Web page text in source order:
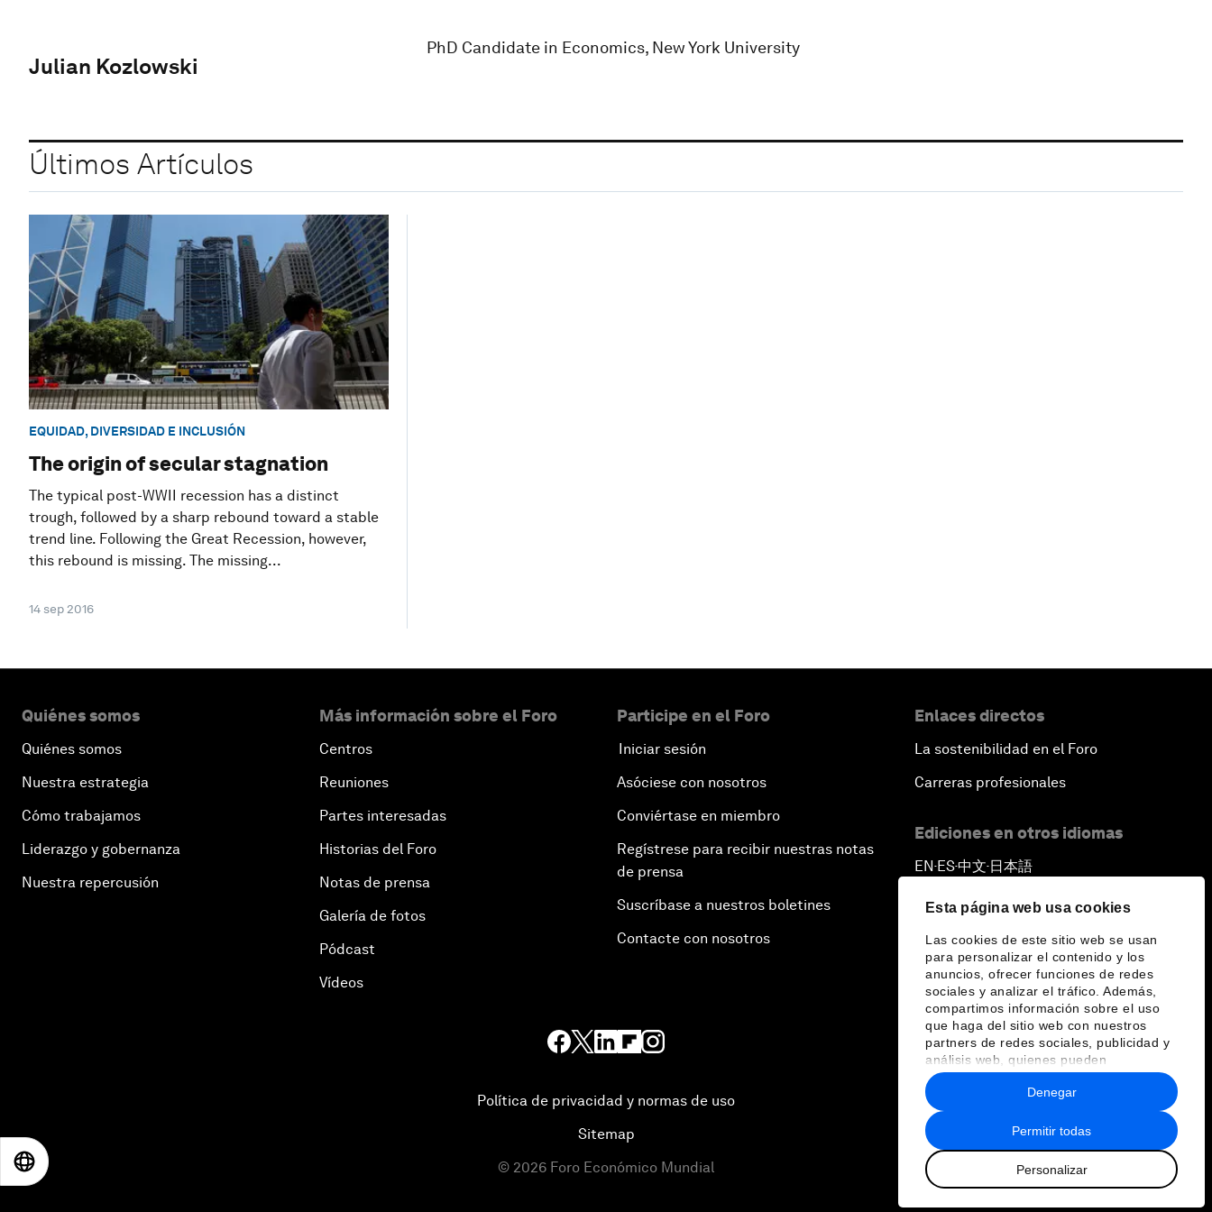
Esta página web usa cookies
Las cookies de este sitio web se usan
para personalizar el contenido y los
anuncios, ofrecer funciones de redes
sociales y analizar el tráfico. Además,
compartimos información sobre el uso
que haga del sitio web con nuestros
partners de redes sociales, publicidad y
análisis web, quienes pueden
combinarla con otra información que les
haya proporcionado o que hayan
recopilado a partir del uso que haya
hecho de sus servicios.
Permitir todas
Personalizar
Denegar
Julian Kozlowski
PhD Candidate in Economics, New York University
Últimos Artículos
EQUIDAD, DIVERSIDAD E INCLUSIÓN
The origin of secular stagnation
The typical post-WWII recession has a distinct
trough, followed by a sharp rebound toward a stable
trend line. Following the Great Recession, however,
this rebound is missing. The missing...
14 sep 2016
Quiénes somos
Quiénes somos
Nuestra estrategia
Cómo trabajamos
Liderazgo y gobernanza
Nuestra repercusión
Más información sobre el Foro
Centros
Reuniones
Partes interesadas
Historias del Foro
Notas de prensa
Galería de fotos
Pódcast
Vídeos
Participe en el Foro
Iniciar sesión
Asóciese con nosotros
Conviértase en miembro
Regístrese para recibir nuestras notas
de prensa
Suscríbase a nuestros boletines
Contacte con nosotros
Enlaces directos
La sostenibilidad en el Foro
Carreras profesionales
Ediciones en otros idiomas
EN ▪ ES▪中文▪ 日本語
Política de privacidad y normas de uso
Sitemap
© 2026 Foro Económico Mundial